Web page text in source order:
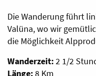
Die Wanderung führt
Valüna, wo wir
die Möglichkeit
Wanderzeit:2 1/2
Länge:8 Km